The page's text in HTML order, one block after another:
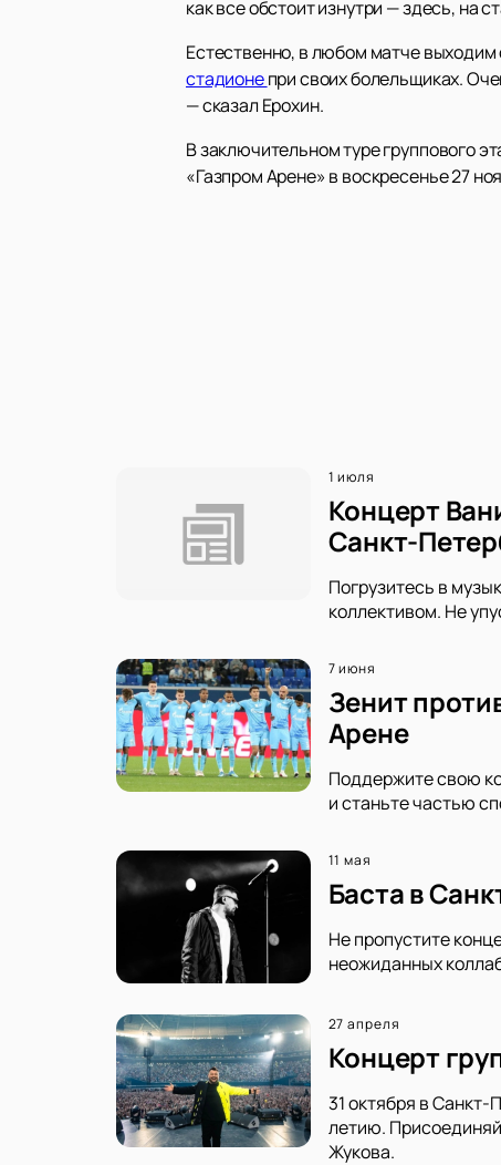
как все обстоит изнутри — здесь, на
Естественно, в любом матче
стадионепри своих болельщиках.
— сказал Ерохин.
В заключительном туре группового
«Газпром Арене» в воскресенье 27
1 июля
Концерт
Санкт-
Погрузитесь в
коллективом. Не
7 июня
Зенит
Арене
Поддержите свою
и станьте частью
11 мая
Баста в
Не пропустите
неожиданных
27 апреля
Концерт
31 октября в
летию.
Жукова.